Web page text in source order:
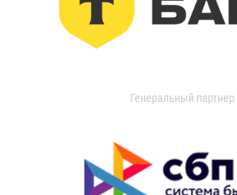
Генеральный партнер